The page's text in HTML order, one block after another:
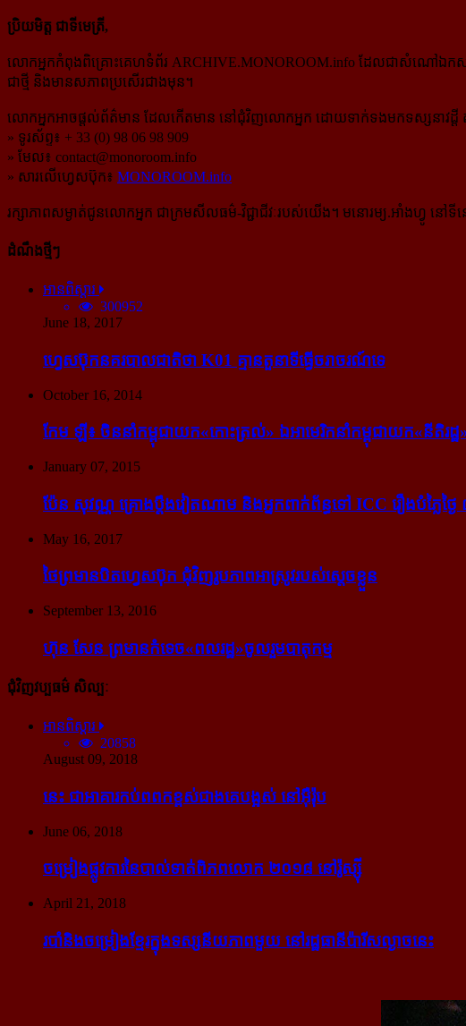
ប្រិយមិត្ត ជាទីមេត្រី,
លោកអ្នកកំពុងពិគ្រោះគេហទំព័រ ARCHIVE.MONOROOM.info ដែលជាសំណៅឯកស
ជាថ្មី និងមានសភាពប្រសើរជាងមុន។
លោកអ្នកអាចផ្ដល់ព័ត៌មាន ដែលកើតមាន នៅជុំវិញលោកអ្នក ដោយទាក់ទងមកទស្សនាវដ្ដី
» ទូរស័ព្ទ៖ + 33 (0) 98 06 98 909
» មែល៖ contact@monoroom.info
» សារលើហ្វេសប៊ុក៖ MONOROOM.info
រក្សាភាពសម្ងាត់ជូនលោកអ្នក ជាក្រមសីលធម៌-​វិជ្ជាជីវៈ​របស់យើង។ មនោរម្យ.អាំងហ្វូ នៅទីន
ដំណឹងថ្មីៗ
អានពិស្ដារ
300952
June 18, 2017
ហ្វេសប៊ុក​នគរបាល​ជាតិ​ថា K01 គ្មាន​តួនាទី​ធ្វើ​ចរាចរណ៍​ទេ
October 16, 2014
កែម ឡី៖ ចិន​នាំ​កម្ពុជា​យក​«កោះ​ត្រល់» ឯ​អាមេរិក​នាំ​កម្ពុជា​យក​«នីតិរដ្ឋ
January 07, 2015
ប៉ែន សុវណ្ណ គ្រោង​ប្តឹង​វៀតណាម និង​អ្នក​ពាក់​ព័ន្ធ​ទៅ ICC រឿង​បំភ្លៃ​ថ្ងៃ
May 16, 2017
ថៃ​ព្រមាន​បិត​ហ្វេសប៊ុក ជុំ​វិញ​រូបភាព​អាស្រូវ​របស់​ស្ដេច​ខ្លួន
September 13, 2016
ហ៊ុន សែន ព្រមាន​កំទេច​«ពលរដ្ឋ»​ចូលរួម​បាតុកម្ម
ជុំវិញវប្បធម៌ សិល្បៈ
អានពិស្ដារ
20858
August 09, 2018
នេះ ជា​អាគារ​កប់​ពពក​ខ្ពស់​ជាង​គេ​បង្អស់ នៅ​អ៊ឺរ៉ុប
June 06, 2018
ចម្រៀង​ផ្លូវការ​នៃ​បាល់ទាត់​ពិភពលោក ២០១៨ នៅ​រ៉ូស្ស៊ី
April 21, 2018
របាំ​និង​ចម្រៀង​ខ្មែរ​ក្នុង​ទស្សនីយភាព​មួយ នៅ​រដ្ឋធានី​ប៉ារីស​ល្ងាច​នេះ